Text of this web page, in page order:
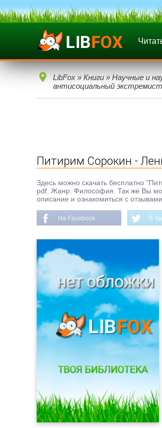
LibFox » Книги » Научные и
антисоциальный экстремист
Питирим Сорокин -
Здесь можно скачать бесплатно
pdf. Жанр: Философия. Так же Вы
описание и ознакомиться с отзывами.
На Facebook В